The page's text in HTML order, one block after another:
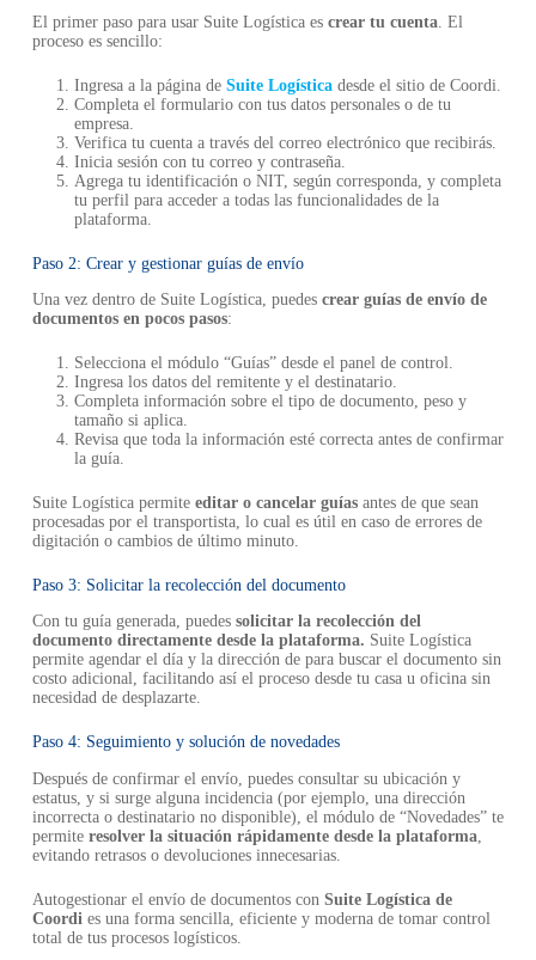
El primer paso para usar Suite Logística escrear tu cuenta . El
proceso es sencillo:
Ingresa a la página de Suite Logísticadesde el sitio de Coordi.
Completa el formulario con tus datos personales o de tu
empresa.
Verifica tu cuenta a través del correo electrónico que recibirás.
Inicia sesión con tu correo y contraseña.
Agrega tu identificación o NIT, según corresponda, y completa
tu perfil para acceder a todas las funcionalidades de la
plataforma.
Paso 2: Crear y gestionar guías de envío
Una vez dentro de Suite Logística, puedes crear guías de envío de
documentos en pocos pasos:
Selecciona el módulo “Guías” desde el panel de control.
Ingresa los datos del remitente y el destinatario.
Completa información sobre el tipo de documento, peso y
tamaño si aplica.
Revisa que toda la información esté correcta antes de confirmar
la guía.
Suite Logística permite editar o cancelar guíasantes de que sean
procesadas por el transportista, lo cual es útil en caso de errores de
digitación o cambios de último minuto.
Paso 3: Solicitar la recolección del documento
Con tu guía generada, puedes solicitar la recolección del
documento directamente desde la plataforma. Suite Logística
permite agendar el día y la dirección de para buscar el documento sin
costo adicional, facilitando así el proceso desde tu casa u oficina sin
necesidad de desplazarte.
Paso 4: Seguimiento y solución de novedades
Después de confirmar el envío, puedes consultar su ubicación y
estatus, y si surge alguna incidencia (por ejemplo, una dirección
incorrecta o destinatario no disponible), el módulo de “Novedades” te
permite resolver la situación rápidamente desde la plataforma
evitando retrasos o devoluciones innecesarias.
Autogestionar el envío de documentos con Suite Logística de
Coordi es una forma sencilla, eficiente y moderna de tomar control
total de tus procesos logísticos.